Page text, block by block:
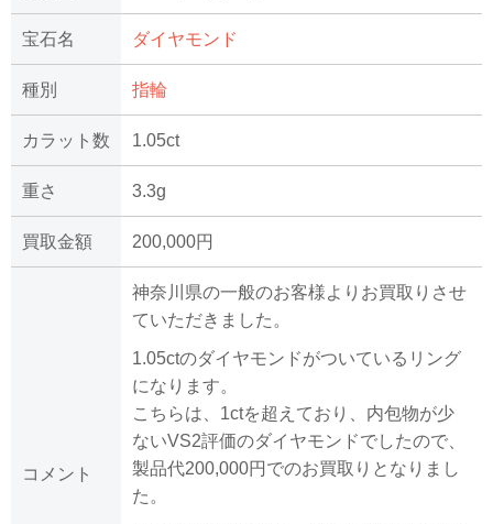
宝石名 ダイヤモンド
種別 指輪
カラット数 1.05ct
重さ 3.3g
買取金額 200,000円
コメント
神奈川県の一般のお客様よりお買取りさせ
ていただきました。
1.05ctのダイヤモンドがついているリング
になります。
こちらは、1ctを超えており、内包物が少
ないVS2評価のダイヤモンドでしたので、
製品代200,000円でのお買取りとなりまし
た。